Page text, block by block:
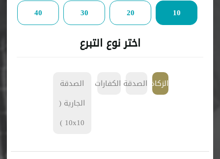
10
20
30
40
اختر نوع التبرع
الزكاة الصدقة الكفارات
الصدقة
الجارية (
10x10 )